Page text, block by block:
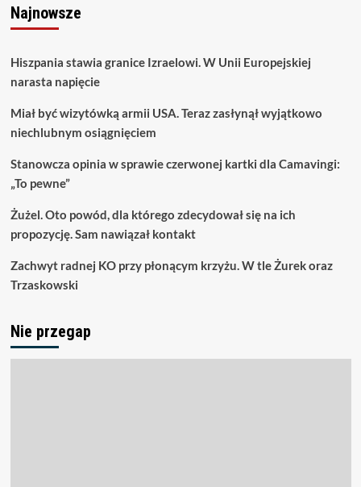
Najnowsze
Hiszpania stawia granice Izraelowi. W Unii Europejskiej
narasta napięcie
Miał być wizytówką armii USA. Teraz zasłynął wyjątkowo
niechlubnym osiągnięciem
Stanowcza opinia w sprawie czerwonej kartki dla Camavingi:
„To pewne”
Żużel. Oto powód, dla którego zdecydował się na ich
propozycję. Sam nawiązał kontakt
Zachwyt radnej KO przy płonącym krzyżu. W tle Żurek oraz
Trzaskowski
Nie przegap